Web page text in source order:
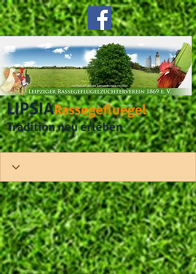
LIPSIARassegefluegel
Tradition neu erleben